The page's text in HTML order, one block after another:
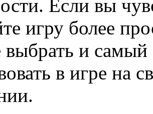
Если вы
игру более
выбрать и
в игре на